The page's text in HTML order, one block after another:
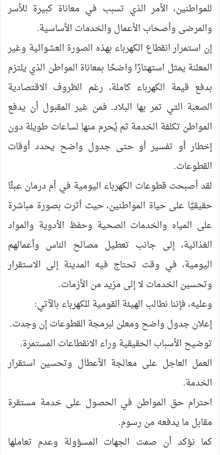
للمواطنين، الأمر الذي تسبب في معاناة كبيرة للأسر
والمرضى وأصحاب الأعمال والخدمات الأساسية.
إن استمرار انقطاع الكهرباء بهذه الصورة العشوائية وغير
المعلنة يمثل استهتارًا واضحًا بمعاناة المواطن الذي يلتزم
بدفع قيمة الكهرباء كاملة، رغم الظروف الاقتصادية
الصعبة التي تمر بها البلاد. فمن غير المقبول أن يدفع
المواطن تكلفة الخدمة ثم يُحرم منها لساعات طويلة دون
إخطار أو تفسير أو حتى جدول واضح يحدد أوقات
القطوعات.
لقد أصبحت قطوعات الكهرباء اليومية في أم درمان عبئًا
حقيقيًا على حياة المواطنين، حيث أثرت بصورة مباشرة
على المياه والخدمات الصحية وحفظ الأدوية والمواد
الغذائية، إلى جانب تعطيل مصالح الناس وأعمالهم
اليومية، في وقت تحتاج فيه المدينة إلى الاستقرار
وتحسين الخدمات لا إلى مزيد من الأزمات.
وعليه، فإننا نطالب الهيئة القومية للكهرباء بالآتي:
إعلان جدول واضح ومعلن لبرمجة القطوعات إن وجدت.
توضيح الأسباب الحقيقية وراء الانقطاعات المستمرة.
العمل العاجل على معالجة الأعطال وتحسين استقرار
الخدمة.
احترام حق المواطن في الحصول على خدمة مستقرة
مقابل ما يدفعه من رسوم.
كما نؤكد أن صمت الجهات المسؤولة وعدم تعاملها